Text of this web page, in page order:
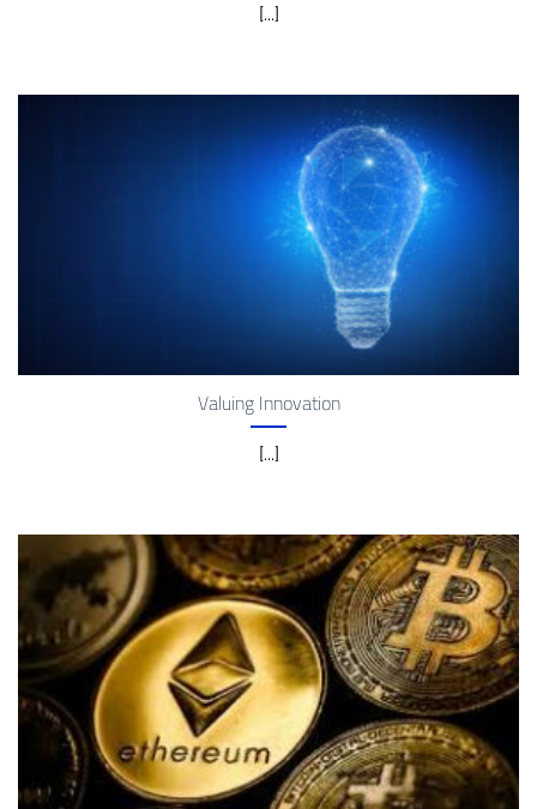
[...]
Valuing Innovation
[...]